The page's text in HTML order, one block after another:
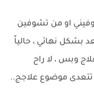
او من تشوفين
بشكل نهائي ، حالياً
وبس ، لا راح
تتعدى موضوع علاجج..